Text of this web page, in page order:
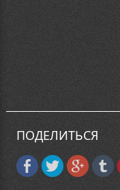
ПОДЕЛИТЬСЯ